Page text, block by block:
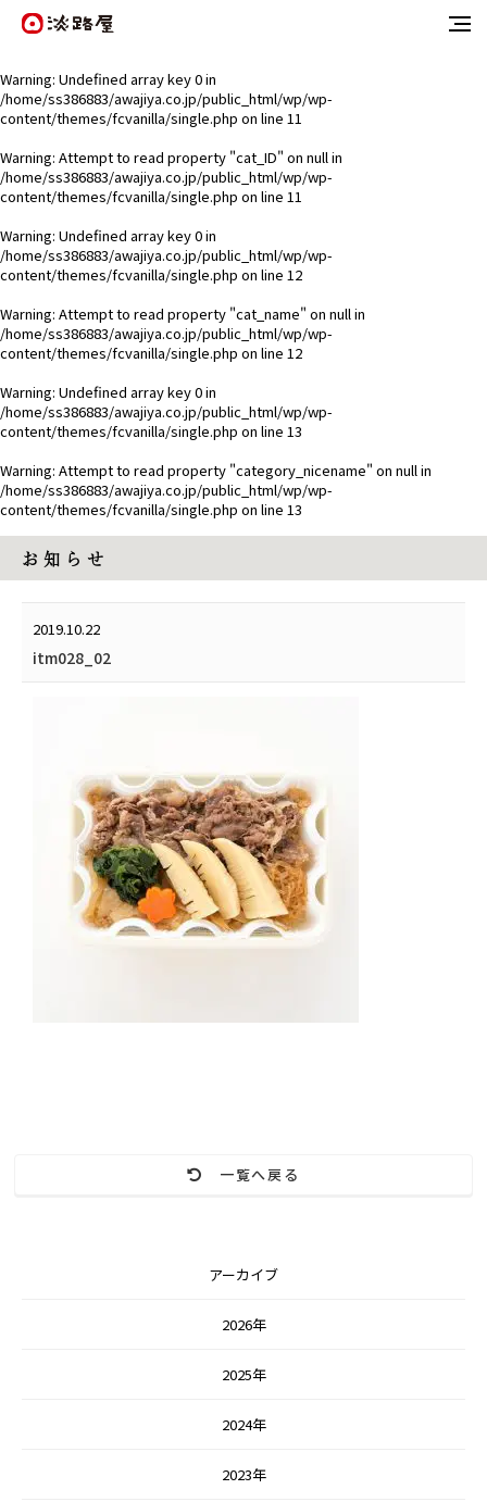
Warning: Undefined array key 0 in
/home/ss386883/awajiya.co.jp/public_html/wp/wp-
content/themes/fcvanilla/single.php on line 11
Warning: Attempt to read property "cat_ID" on null in
/home/ss386883/awajiya.co.jp/public_html/wp/wp-
content/themes/fcvanilla/single.php on line 11
Warning: Undefined array key 0 in
/home/ss386883/awajiya.co.jp/public_html/wp/wp-
content/themes/fcvanilla/single.php on line 12
Warning: Attempt to read property "cat_name" on null in
/home/ss386883/awajiya.co.jp/public_html/wp/wp-
content/themes/fcvanilla/single.php on line 12
Warning: Undefined array key 0 in
/home/ss386883/awajiya.co.jp/public_html/wp/wp-
content/themes/fcvanilla/single.php on line 13
Warning: Attempt to read property "category_nicename" on null in
/home/ss386883/awajiya.co.jp/public_html/wp/wp-
content/themes/fcvanilla/single.php on line 13
お 知 ら せ
2019.10.22
itm028_02
一覧へ戻る
アーカイブ
2026年
2025年
2024年
2023年